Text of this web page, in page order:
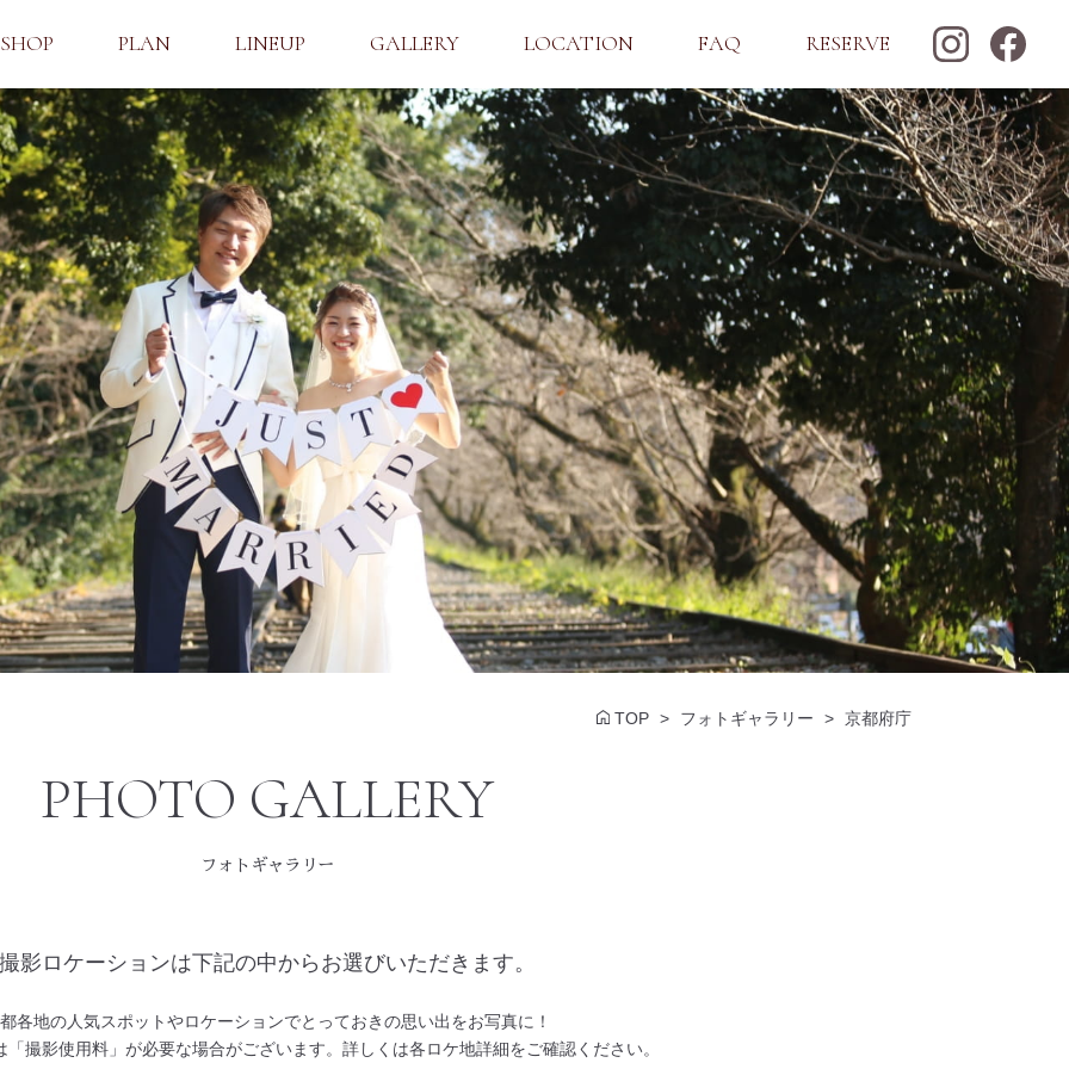
SHOP PLAN LINEUP GALLERY LOCATION FAQ RESERVE
TOP フォトギャラリー 京都府庁
フォトギャラリー
撮影ロケーションは下記の中からお選びいただきます。
各地の人気スポットやロケーションでとっておきの思い出をお写真に！
「撮影使用料」が必要な場合がございます。詳しくは各ロケ地詳細をご確認ください。